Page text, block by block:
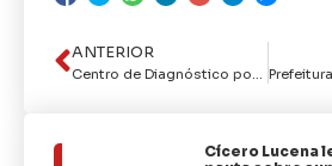
ANTERIOR
Centro de Diagnóstico por Imagem do Hospital Santa Isabel fecha 2023 com mais de 15 mil exames realizados
Cícero Lucena